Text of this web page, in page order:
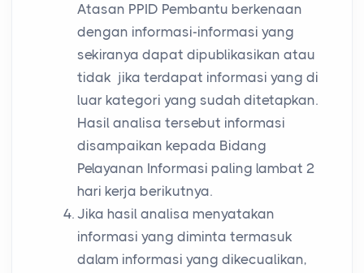
Atasan PPID Pembantu berkenaan
dengan informasi-informasi yang
sekiranya dapat dipublikasikan atau
tidak jika terdapat informasi yang di
luar kategori yang sudah ditetapkan.
Hasil analisa tersebut informasi
disampaikan kepada Bidang
Pelayanan Informasi paling lambat 2
hari kerja berikutnya.
Jika hasil analisa menyatakan
informasi yang diminta termasuk
dalam informasi yang dikecualikan,